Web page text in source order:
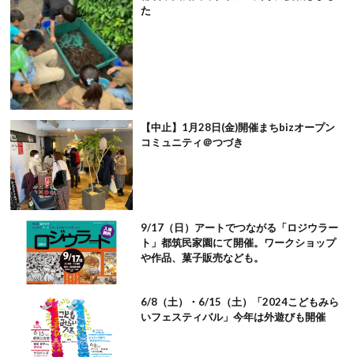
た
【中止】1月28日(金)開催まちbizオープン
コミュニティ＠つづき
9/17（日）アートでつながる「ロジウラー
ト」都筑民家園にて開催。ワークショップ
や作品、菓子販売なども。
6/8（土）・6/15（土）「2024こどもみら
いフェスティバル」今年は外遊びも開催